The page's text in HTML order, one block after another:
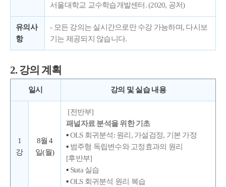
서울대학교 교수학습개발센터. (2020, 공저)
유의사
항
- 모든 강의는 실시간으로만 수강 가능하며, 다시보
기는 제공되지 않습니다.
2. 강의 계획
일시 강의 및 실습 내용
1
강
8월 4
일(월)
[전반부]
패널자료 분석을 위한 기초
▪OLS 회귀분석: 원리, 가설검정, 기본 가정
▪ 범주형 독립변수와 고정효과의 원리
[후반부]
▪ Stata 실습
▪OLS 회귀분석 원리 복습